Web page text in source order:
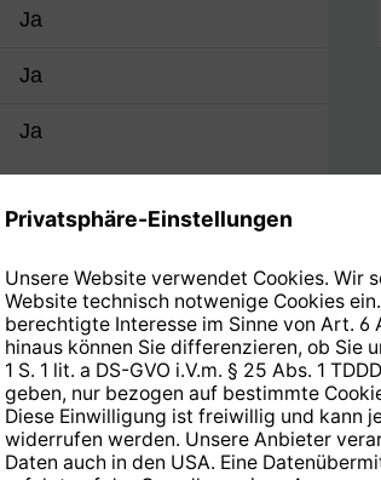
Ja
Ja
Ja
Ja ( rechts / links )
1
Ja
1
1